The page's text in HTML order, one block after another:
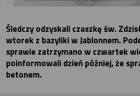
Śledczy odzyskali czaszkę św.
wtorek z bazyliki w Jablonnem.
sprawie zatrzymano w czwartek
poinformowali dzień później, że
betonem.